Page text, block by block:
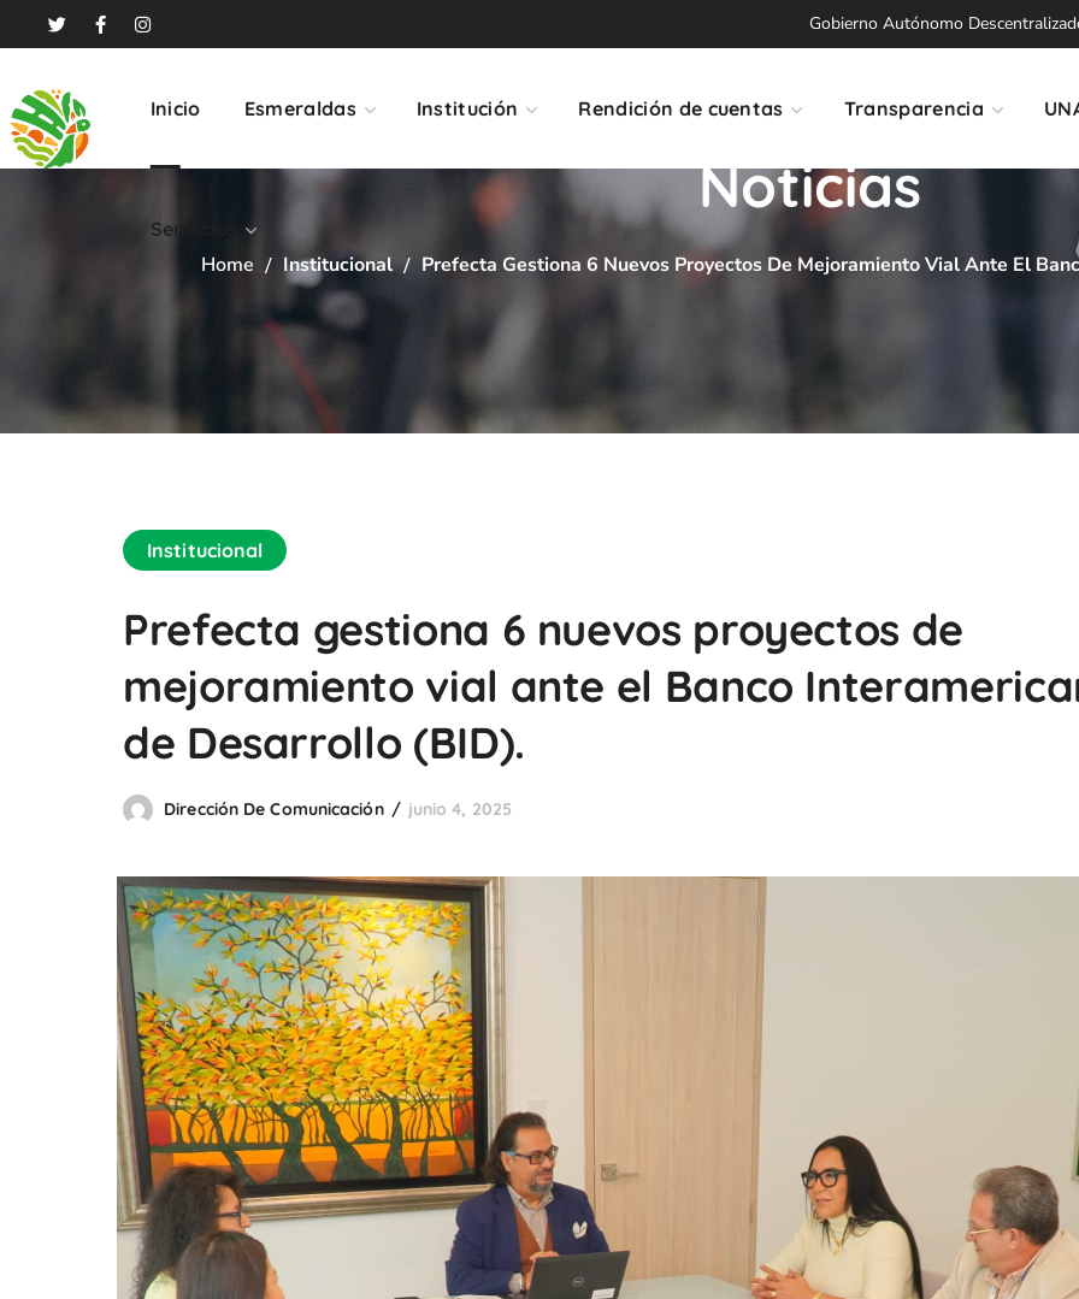
Gobierno Autónomo
Inicio Esmeraldas Institución Rendición de cuentas Transparencia
Servicios
Noticias
Home Institucional Prefecta Gestiona 6 Nuevos Proyectos De Mejoramiento Vial Ante El
Institucional
Prefecta gestiona 6 nuevos proyectos de
mejoramiento vial ante el Banco
de Desarrollo (BID).
Dirección De Comunicación junio 4, 2025